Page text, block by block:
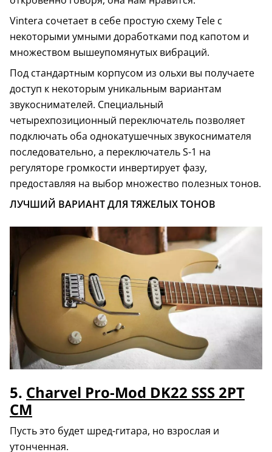
Vintera сочетает в себе простую схему Tele с
некоторыми умными доработками под капотом и
множеством вышеупомянутых вибраций.
Под стандартным корпусом из ольхи вы получаете
доступ к некоторым уникальным вариантам
звукоснимателей. Специальный
четырехпозиционный переключатель позволяет
подключать оба однокатушечных звукоснимателя
последовательно, а переключатель S-1 на
регуляторе громкости инвертирует фазу,
предоставляя на выбор множество полезных тонов.
ЛУЧШИЙ ВАРИАНТ ДЛЯ ТЯЖЕЛЫХ ТОНОВ
5. Charvel Pro-Mod DK22 SSS 2PT
CM
Пусть это будет шред-гитара, но взрослая и
утонченная.